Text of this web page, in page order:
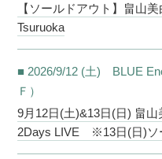
【ソールドアウト】畠山
Tsuruoka
■ 2026/9/12 (土) BLUE
Ｆ）
9月12日(土)&13日(日) 畠
2Days LIVE ※13日(日)ソ